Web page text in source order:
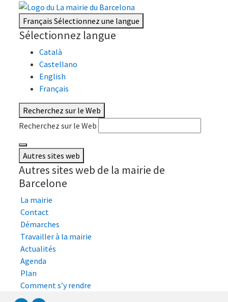
FrançaisSélectionnez une langue
Sélectionnez langue
Català
Castellano
English
Français
Recherchez sur le Web
Recherchez sur le Web
Autres sites web
Autres sites web de la mairie de
Barcelone
La mairie
Contact
Démarches
Travailler à la mairie
Actualités
Agenda
Plan
Comment s’y rendre